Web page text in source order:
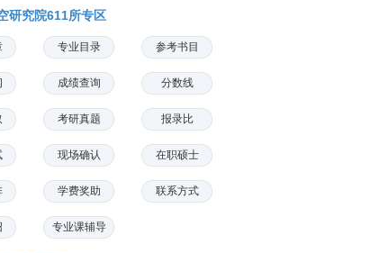
研究院611所专区
专业目录 参考书目
成绩查询 分数线
考研真题 报录比
现场确认 在职硕士
学费奖助 联系方式
专业课辅导